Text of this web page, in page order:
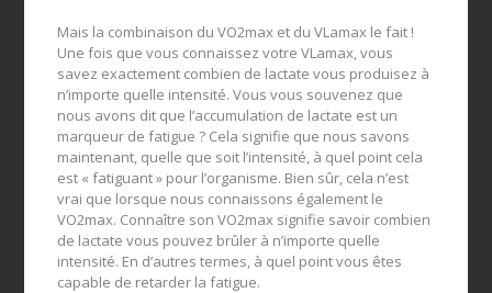
Mais la combinaison du VO2max et du VLamax le fait !
Une fois que vous connaissez votre VLamax, vous
savez exactement combien de lactate vous produisez à
n’importe quelle intensité. Vous vous souvenez que
nous avons dit que l’accumulation de lactate est un
marqueur de fatigue ? Cela signifie que nous savons
maintenant, quelle que soit l’intensité, à quel point cela
est « fatiguant » pour l’organisme. Bien sûr, cela n’est
vrai que lorsque nous connaissons également le
VO2max. Connaître son VO2max signifie savoir combien
de lactate vous pouvez brûler à n’importe quelle
intensité. En d’autres termes, à quel point vous êtes
capable de retarder la fatigue.